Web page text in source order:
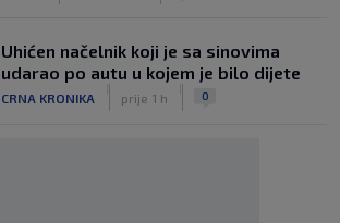
Uhićen načelnik koji je sa sinovima
udarao po autu u kojem je bilo dijete
CRNA KRONIKA prije 1 h 0